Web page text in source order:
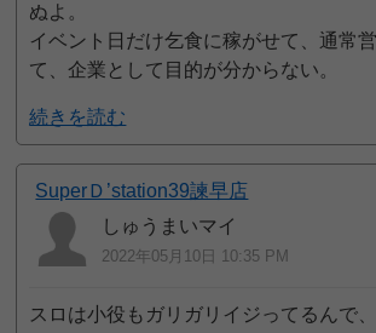
ぬよ。
イベント日だけ乞食に稼がせて、通常
て、企業として目的が分からない。
続きを読む
SuperＤ’station39諫早店
しゅうまいマイ
2022年05月10日 10:35 PM
スロは小役もガリガリイジってるんで